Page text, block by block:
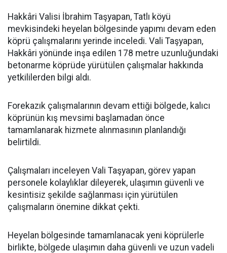
Hakkâri Valisi İbrahim Taşyapan, Tatlı köyü
mevkisindeki heyelan bölgesinde yapımı devam eden
köprü çalışmalarını yerinde inceledi. Vali Taşyapan,
Hakkâri yönünde inşa edilen 178 metre uzunluğundaki
betonarme köprüde yürütülen çalışmalar hakkında
yetkililerden bilgi aldı.
Forekazık çalışmalarının devam ettiği bölgede, kalıcı
köprünün kış mevsimi başlamadan önce
tamamlanarak hizmete alınmasının planlandığı
belirtildi.
Çalışmaları inceleyen Vali Taşyapan, görev yapan
personele kolaylıklar dileyerek, ulaşımın güvenli ve
kesintisiz şekilde sağlanması için yürütülen
çalışmaların önemine dikkat çekti.
Heyelan bölgesinde tamamlanacak yeni köprülerle
birlikte, bölgede ulaşımın daha güvenli ve uzun vadeli